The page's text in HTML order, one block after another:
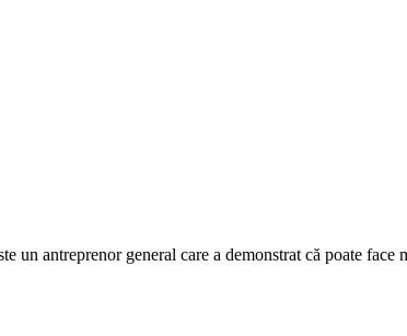
antreprenor general care a demonstrat că poate